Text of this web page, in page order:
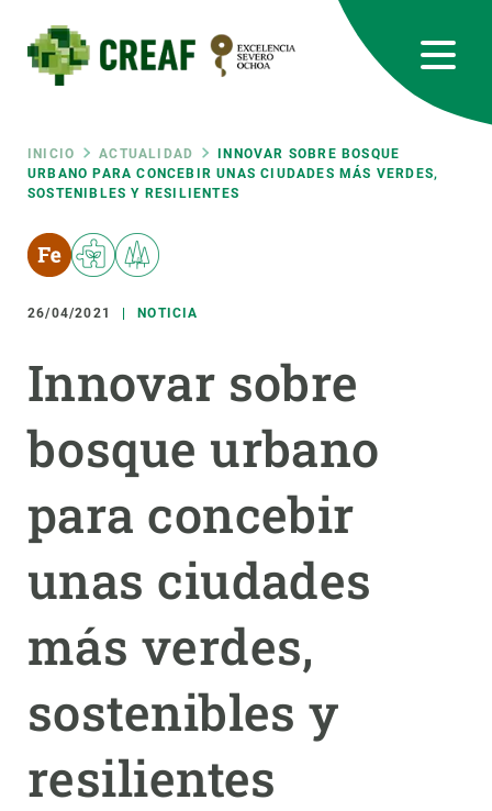
contenido
principal
Ruta
de
navegación
INICIO ACTUALIDAD
INNOVAR SOBRE BOSQUE
URBANO PARA CONCEBIR UNAS CIUDADES MÁS VERDES,
SOSTENIBLES Y RESILIENTES
26/04/2021 NOTICIA
Innovar sobre
bosque urbano
para concebir
unas ciudades
más verdes,
sostenibles y
resilientes
RRSS
Featured
responsive
Responsive
menu
INVESTIGACIÓN
CIENCIA EN ACCIÓN
PARTICIPA
NOTICIAS Y AGENDA